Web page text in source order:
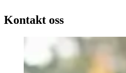
Kontakt oss